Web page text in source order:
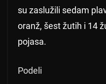
su zaslužili sedam
oranž, šest žutih i 14
pojasa.
Podeli